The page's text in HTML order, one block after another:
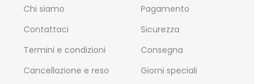
Chi siamo
Contattaci
Termini e condizioni
Cancellazione e reso
Pagamento
Sicurezza
Consegna
Giorni speciali